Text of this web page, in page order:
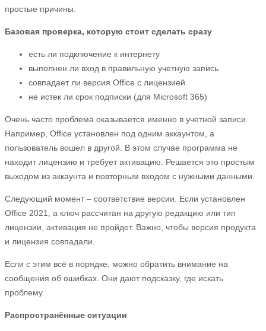
простые причины.
Базовая проверка, которую стоит сделать сразу
есть ли подключение к интернету
выполнен ли вход в правильную учетную запись
совпадает ли версия Office с лицензией
не истек ли срок подписки (для Microsoft 365)
Очень часто проблема оказывается именно в учетной записи.
Например, Office установлен под одним аккаунтом, а
пользователь вошел в другой. В этом случае программа не
находит лицензию и требует активацию. Решается это простым
выходом из аккаунта и повторным входом с нужными данными.
Следующий момент – соответствие версии. Если установлен
Office 2021, а ключ рассчитан на другую редакцию или тип
лицензии, активация не пройдет. Важно, чтобы версия продукта
и лицензия совпадали.
Если с этим всё в порядке, можно обратить внимание на
сообщения об ошибках. Они дают подсказку, где искать
проблему.
Распространённые ситуации